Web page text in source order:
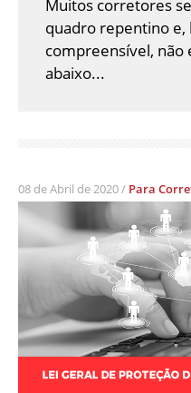
Muitos corretores
quadro repentino
compreensível, não
abaixo...
08 de Abril de 2020 / Para